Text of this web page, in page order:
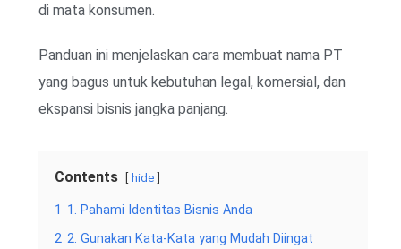
di mata konsumen.
Panduan ini menjelaskan cara membuat nama PT
yang bagus untuk kebutuhan legal, komersial, dan
ekspansi bisnis jangka panjang.
Contents hide
1 1. Pahami Identitas Bisnis Anda
2 2. Gunakan Kata-Kata yang Mudah Diingat